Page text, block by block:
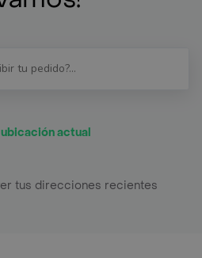
actual
tus direcciones recientes